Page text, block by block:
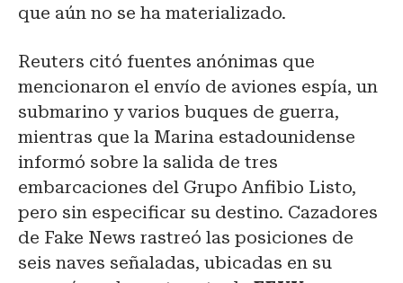
que aún no se ha materializado.
Reuters citó fuentes anónimas que
mencionaron el envío de aviones espía, un
submarino y varios buques de guerra,
mientras que la Marina estadounidense
informó sobre la salida de tres
embarcaciones del Grupo Anfibio Listo,
pero sin especificar su destino. Cazadores
de Fake News rastreó las posiciones de
seis naves señaladas, ubicadas en su